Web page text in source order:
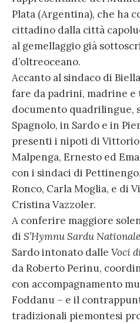
Plata (Argentina), che ha
cittadino dalla città
al gemellaggio già
d’oltreoceano.
Accanto al sindaco di
fare da padrini, madrine
documento quadrilingue,
Spagnolo, in Sardo e in
presenti i nipoti di
Malpenga, Ernesto ed
con i sindaci di
Ronco, Carla Moglia, e di
Cristina Vazzoler.
A conferire maggiore
di S’Hymnu Sardu Nationale
Sardo intonato dalle Voci
da Roberto Perinu,
con accompagnamento
Foddanu – e il
tradizionali piemontesi